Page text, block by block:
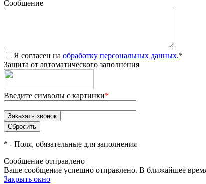
Сообщение
Я согласен на обработку персональных данных.*
Защита от автоматического заполнения
Введите символы с картинки*
* - Поля, обязательные для заполнения
Сообщение отправлено
Ваше сообщение успешно отправлено. В ближайшее
Закрыть окно